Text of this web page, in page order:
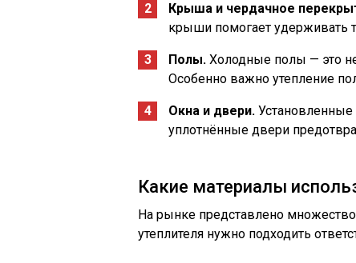
Крыша и чердачное
крыши помогает удерживать
Полы. Холодные полы — это
Особенно важно утепление
Окна и двери.
уплотнённые двери
Какие материалы
На рынке представлено
утеплителя нужно подходить